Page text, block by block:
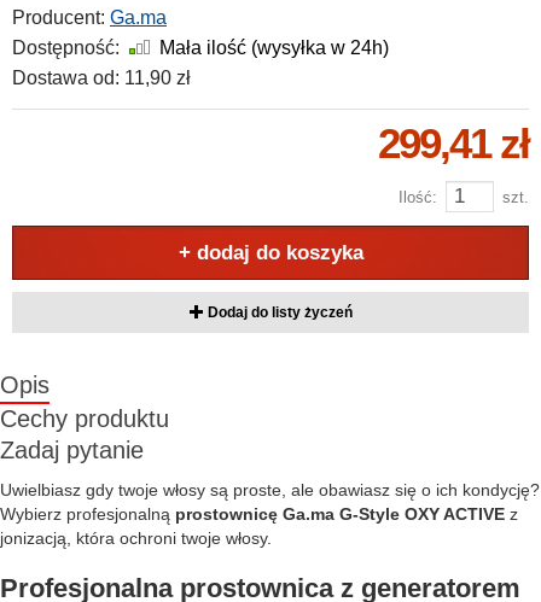
Producent: Ga.ma
Dostępność:
Mała ilość (wysyłka w 24h)
Dostawa od: 11,90 zł
299,41 zł
Ilość: szt.
+ dodaj do koszyka
Dodaj do listy życzeń
Opis
Cechy produktu
Zadaj pytanie
Uwielbiasz gdy twoje włosy są proste, ale obawiasz się o ich kondycję?
Wybierz profesjonalną prostownicę Ga.ma G-Style OXY ACTIVE z
jonizacją, która ochroni twoje włosy.
Profesjonalna prostownica z generatorem